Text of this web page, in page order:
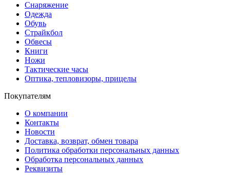
Снаряжение
Одежда
Обувь
Страйкбол
Обвесы
Книги
Ножи
Тактические часы
Оптика, тепловизоры, прицелы
Покупателям
О компании
Контакты
Новости
Доставка, возврат, обмен товара
Политика обработки персональных данных
Обработка персональных данных
Реквизиты